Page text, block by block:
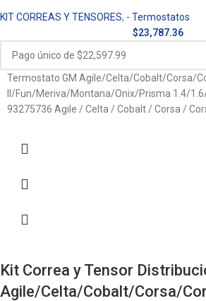
KIT CORREAS Y TENSORES, - Termostatos
$23,787.36
Termostato GM Agile/Celta/Cobalt/Corsa/
II/Fun/Meriva/Montana/Onix/Prisma 1.4/
93275736 Agile / Celta / Cobalt / Corsa /
Kit Correa y Tensor
Agile/Celta/Cobalt/Corsa/